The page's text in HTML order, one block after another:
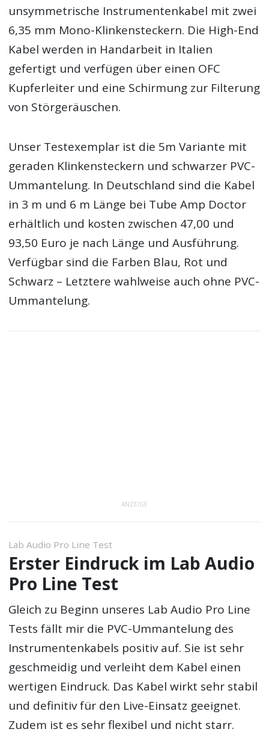
unsymmetrische Instrumentenkabel mit zwei
6,35 mm Mono-Klinkensteckern. Die High-End
Kabel werden in Handarbeit in Italien
gefertigt und verfügen über einen OFC
Kupferleiter und eine Schirmung zur Filterung
von Störgeräuschen.
Unser Testexemplar ist die 5m Variante mit
geraden Klinkensteckern und schwarzer PVC-
Ummantelung. In Deutschland sind die Kabel
in 3 m und 6 m Länge bei Tube Amp Doctor
erhältlich und kosten zwischen 47,00 und
93,50 Euro je nach Länge und Ausführung.
Verfügbar sind die Farben Blau, Rot und
Schwarz – Letztere wahlweise auch ohne PVC-
Ummantelung.
ANZEIGE
Lab Audio Pro Line Test
Erster Eindruck im Lab Audio
Pro Line Test
Gleich zu Beginn unseres Lab Audio Pro Line
Tests fällt mir die PVC-Ummantelung des
Instrumentenkabels positiv auf. Sie ist sehr
geschmeidig und verleiht dem Kabel einen
wertigen Eindruck. Das Kabel wirkt sehr stabil
und definitiv für den Live-Einsatz geeignet.
Zudem ist es sehr flexibel und nicht starr.